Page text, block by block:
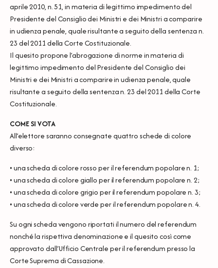
aprile 2010, n. 51, in materia di legittimo impedimento del
Presidente del Consiglio dei Ministri e dei Ministri a comparire
in udienza penale, quale risultante a seguito della sentenza n.
23 del 2011 della Corte Costituzionale.
Il quesito propone l’abrogazione di norme in materia di
legittimo impedimento del Presidente del Consiglio dei
Ministri e dei Ministri a comparire in udienza penale, quale
risultante a seguito della sentenza n. 23 del 2011 della Corte
Costituzionale.
COME SI VOTA
All’elettore saranno consegnate quattro schede di colore
diverso:
• una scheda di colore rosso per il referendum popolare n. 1;
• una scheda di colore giallo per il referendum popolare n. 2;
• una scheda di colore grigio per il referendum popolare n. 3;
• una scheda di colore verde per il referendum popolare n. 4.
Su ogni scheda vengono riportati il numero del referendum
nonché la rispettiva denominazione e il quesito così come
approvato dall’Ufficio Centrale per il referendum presso la
Corte Suprema di Cassazione.